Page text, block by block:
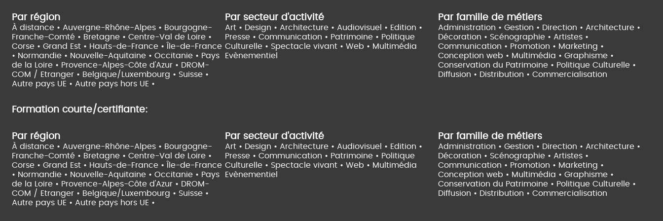
Par région
À distance • Auvergne-Rhône-Alpes • Bourgogne-
Franche-Comté • Bretagne • Centre-Val de Loire •
Corse • Grand Est • Hauts-de-France •
Île-de-France
• Normandie • Nouvelle-Aquitaine • Occitanie • Pays
de la Loire • Provence-Alpes-Côte d'Azur • DROM-
COM / Etranger • Belgique/Luxembourg • Suisse •
Autre pays UE • Autre pays hors UE •
Par secteur d'activité
Art • Design • Architecture • Audiovisuel • Edition •
Presse • Communication • Patrimoine • Politique
Culturelle • Spectacle vivant • Web • Multimédia
Evènementiel
Par famille de métiers
Administration • Gestion • Direction • Architecture •
Décoration • Scénographie • Artistes •
Communication • Promotion • Marketing •
Conception web • Multimédia • Graphisme •
Conservation du Patrimoine • Politique Culturelle •
Diffusion • Distribution • Commercialisation
Formation courte/certifiante:
Par région
À distance • Auvergne-Rhône-Alpes • Bourgogne-
Franche-Comté • Bretagne • Centre-Val de Loire •
Corse • Grand Est • Hauts-de-France •
Île-de-France
• Normandie • Nouvelle-Aquitaine • Occitanie • Pays
de la Loire • Provence-Alpes-Côte d'Azur • DROM-
COM / Etranger • Belgique/Luxembourg • Suisse •
Autre pays UE • Autre pays hors UE •
Par secteur d'activité
Art • Design • Architecture • Audiovisuel • Edition •
Presse • Communication • Patrimoine • Politique
Culturelle • Spectacle vivant • Web • Multimédia
Evènementiel
Par famille de métiers
Administration • Gestion • Direction • Architecture •
Décoration • Scénographie • Artistes •
Communication • Promotion • Marketing •
Conception web • Multimédia • Graphisme •
Conservation du Patrimoine • Politique Culturelle •
Diffusion • Distribution • Commercialisation